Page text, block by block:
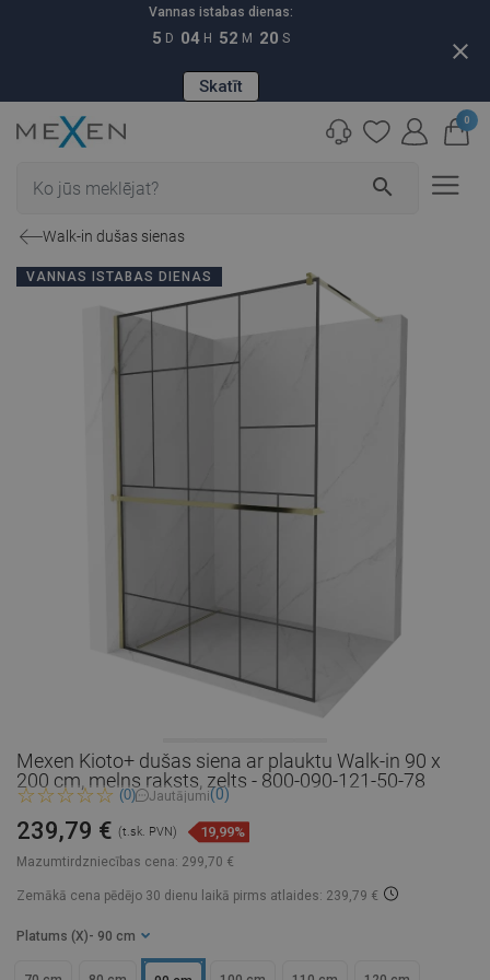
Vannas istabas dienas:
5 D 04 H 52 M 19 S
Skatīt
close
search
0
Walk-in dušas sienas
VANNAS ISTABAS DIENAS
Mexen Kioto+ dušas siena ar plauktu Walk-in 90 x
200 cm, melns raksts, zelts - 800-090-121-50-78
(0) Jautājumi(0)
Mazumtirdzniecības cena: 299,70 €
239,79 € (t.sk. PVN) 19,99%
Zemākā cena pēdējo 30 dienu laikā pirms atlaides: 239,79 €
Platums (X) - 90 cm